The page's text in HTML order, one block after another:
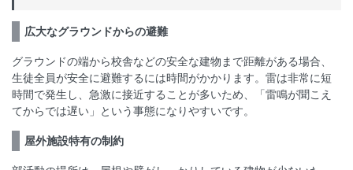
広大なグラウンドからの避難
グラウンドの端から校舎などの安全な建物まで距離がある場合、
生徒全員が安全に避難するには時間がかかります。雷は非常に短
時間で発生し、急激に接近することが多いため、「雷鳴が聞こえ
てからでは遅い」という事態になりやすいです。
屋外施設特有の制約